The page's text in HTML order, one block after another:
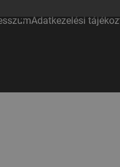
Adatkezelési